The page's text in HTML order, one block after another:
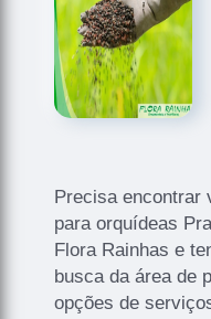
Precisa encontrar
para orquídeas
Flora Rainhas e
busca da área de
opções de